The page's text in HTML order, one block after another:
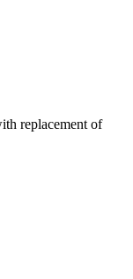
replacement of